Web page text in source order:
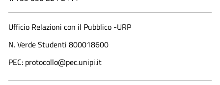
Ufficio Relazioni con il Pubblico -URP
N. Verde Studenti 800018600​
PEC: protocollo@pec.unipi.it